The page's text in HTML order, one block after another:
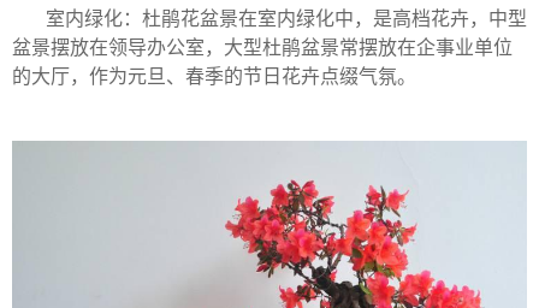
室内绿化：杜鹃花盆景在室内绿化中，是高档花卉，中型
盆景摆放在领导办公室，大型杜鹃盆景常摆放在企事业单位
的大厅，作为元旦、春季的节日花卉点缀气氛。